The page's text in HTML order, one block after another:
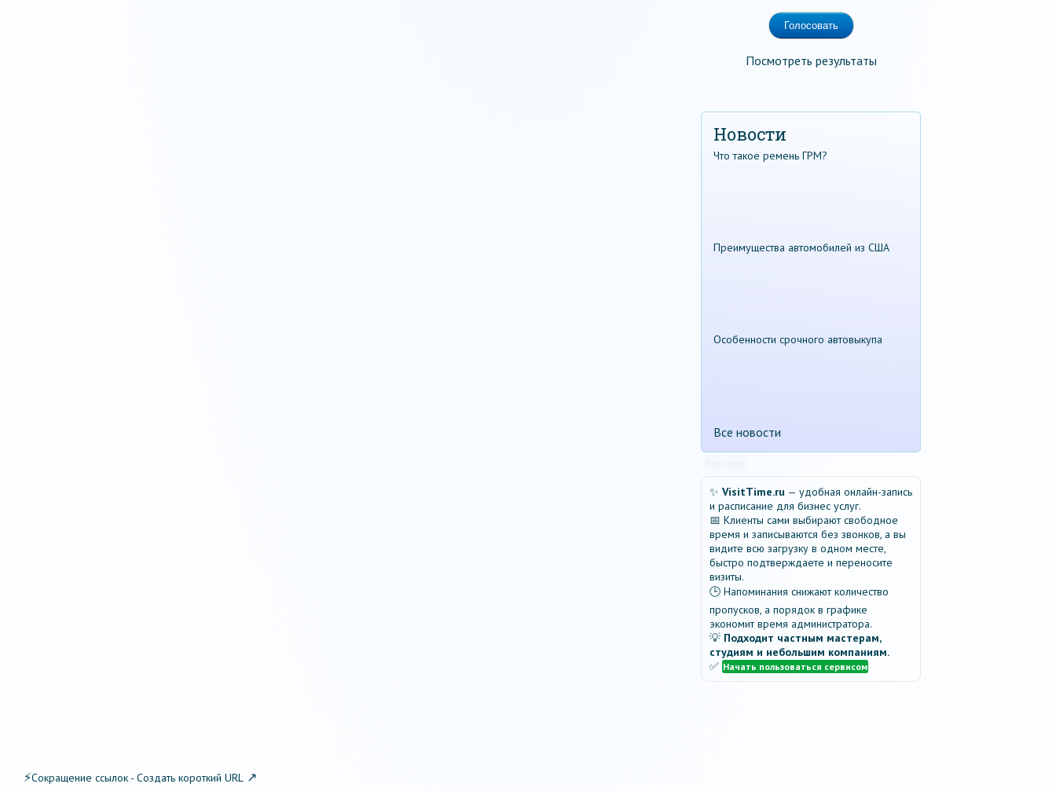
Посмотреть результаты
Новости
Что такое ремень ГРМ?
Преимущества автомобилей из США
Особенности срочного автовыкупа
Все новости
✨ VisitTime.ru — удобная онлайн-запись
и расписание для бизнес услуг.
📅 Клиенты сами выбирают свободное
время и записываются без звонков, а вы
видите всю загрузку в одном месте,
быстро подтверждаете и переносите
визиты.
🕒 Напоминания снижают количество
пропусков, а порядок в графике
экономит время администратора.
💡 Подходит частным мастерам,
студиям и небольшим компаниям.
✅ Начать пользоваться сервисом
⚡Сокращение ссылок - Создать короткий URL ↗